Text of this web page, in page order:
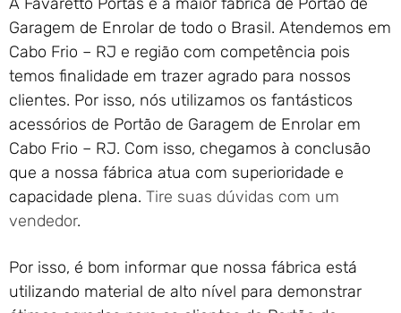
Enrolar em Petrópolis – RJ
Portão de Garagem de
Enrolar em Paraty – RJ
Portão de Garagem de
Enrolar em Nova Iguaçu – RJ
Portão de Garagem de
Enrolar em Nova Friburgo –
RJ
Garagem de Enrolar de todo o Brasil. Atendemos em
Cabo Frio – RJ e região com competência pois
temos finalidade em trazer agrado para nossos
clientes. Por isso, nós utilizamos os fantásticos
acessórios de Portão de Garagem de Enrolar em
Cabo Frio – RJ. Com isso, chegamos à conclusão
que a nossa fábrica atua com superioridade e
capacidade plena. Tire suas dúvidas com um
vendedor.
Por isso, é bom informar que nossa fábrica está
utilizando material de alto nível para demonstrar